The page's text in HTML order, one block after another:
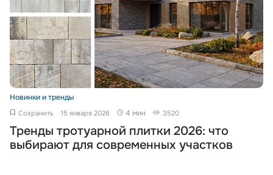
Новинки и тренды
Сохранить 15 января 2026 4 мин 3520
Тренды тротуарной плитки 2026: что
выбирают для современных участков